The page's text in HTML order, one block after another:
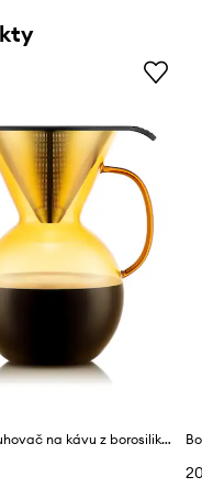
Bodum louhovač na kávu z borosilikátového skla 10,6 x 20,6 x 17,8 cm